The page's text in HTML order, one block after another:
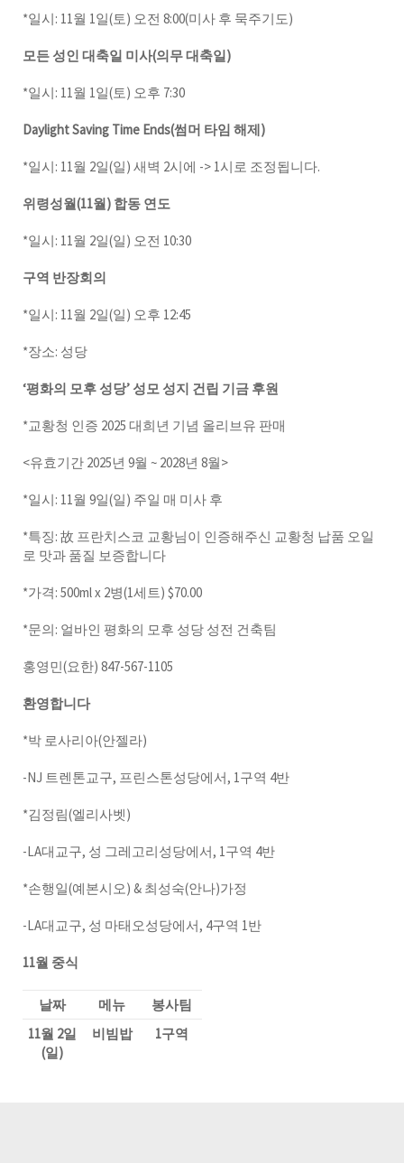
*일시: 11월 1일(토) 오전 8:00(미사 후 묵주기도)
모든 성인 대축일 미사(의무 대축일)
*일시: 11월 1일(토) 오후 7:30
Daylight Saving Time Ends(썸머 타임 해제)
*일시: 11월 2일(일) 새벽 2시에 -> 1시로 조정됩니다.
위령성월(11월) 합동 연도
*일시: 11월 2일(일) 오전 10:30
구역 반장회의
*일시: 11월 2일(일) 오후 12:45
*장소: 성당
‘평화의 모후 성당’ 성모 성지 건립 기금 후원
*교황청 인증 2025 대희년 기념 올리브유 판매
<유효기간 2025년 9월 ~ 2028년 8월>
*일시: 11월 9일(일) 주일 매 미사 후
*특징: 故 프란치스코 교황님이 인증해주신 교황청 납품 오일
로 맛과 품질 보증합니다
*가격: 500ml x 2병(1세트) $70.00
*문의: 얼바인 평화의 모후 성당 성전 건축팀
홍영민(요한) 847-567-1105
환영합니다
*박 로사리아(안젤라)
-NJ 트렌톤교구, 프린스톤성당에서, 1구역 4반
*김정림(엘리사벳)
-LA대교구, 성 그레고리성당에서, 1구역 4반
*손행일(예본시오) & 최성숙(안나)가정
-LA대교구, 성 마태오성당에서, 4구역 1반
11월 중식
날짜 메뉴
봉사팀
11월 2일
(일)
비빔밥 1구역